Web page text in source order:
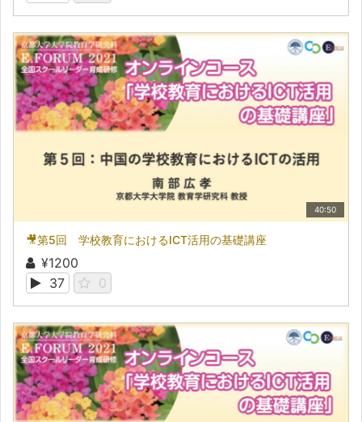
40:50
🎥第5回 学校教育におけるICT活用の基礎講座
¥1200
37
0